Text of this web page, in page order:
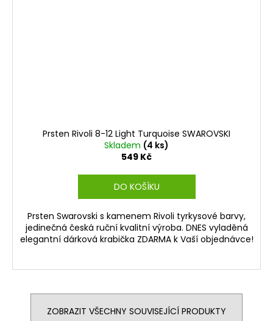
Prsten Rivoli 8-12 Light Turquoise SWAROVSKI
Skladem (4 ks)
549 Kč
DO KOŠÍKU
Prsten Swarovski s kamenem Rivoli tyrkysové barvy,
jedinečná česká ruční kvalitní výroba. DNES vyladěná
elegantní dárková krabička ZDARMA k Vaší objednávce!
ZOBRAZIT VŠECHNY SOUVISEJÍCÍ PRODUKTY